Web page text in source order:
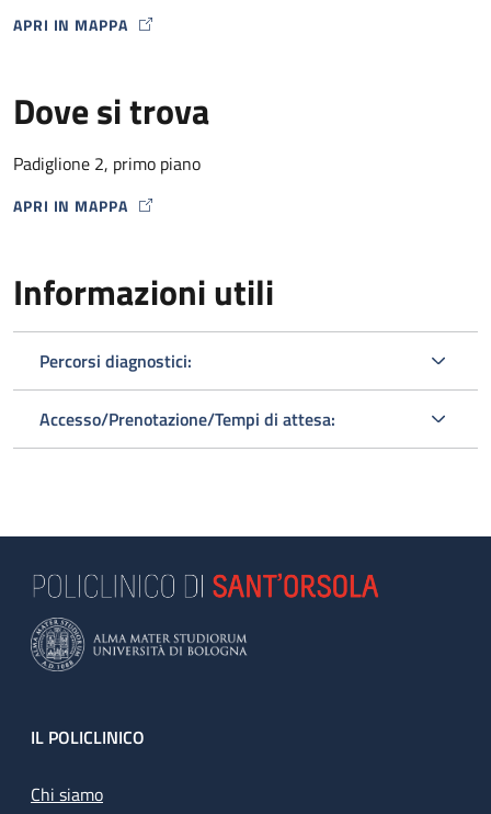
APRI IN MAPPA
MAP ICON
Dove si trova
Padiglione 2, primo piano
APRI IN MAPPA
MAP ICON
Informazioni utili
Percorsi diagnostici:
Accesso/Prenotazione/Tempi di attesa:
Footer
IL POLICLINICO
Chi siamo